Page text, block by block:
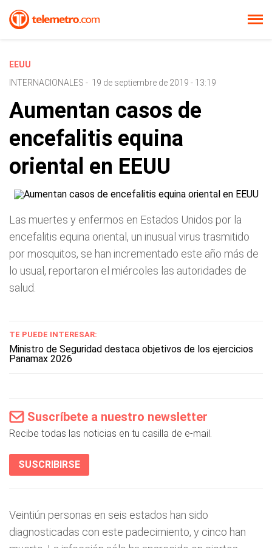
EEUU
INTERNACIONALES - 19 de septiembre de 2019 - 13:19
Aumentan casos de
encefalitis equina
oriental en EEUU
Las muertes y enfermos en Estados Unidos por la
encefalitis equina oriental, un inusual virus trasmitido
por mosquitos, se han incrementado este año más de
lo usual, reportaron el miércoles las autoridades de
salud.
TE PUEDE INTERESAR:
Ministro de Seguridad destaca objetivos de los ejercicios
Panamax 2026
Suscríbete a nuestro newsletter
Recibe todas las noticias en tu casilla de e-mail.
SUSCRIBIRSE
Veintiún personas en seis estados han sido
diagnosticadas con este padecimiento, y cinco han